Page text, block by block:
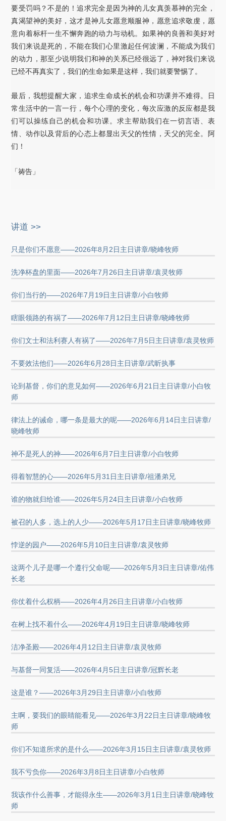
要受罚吗？不是的！追求完全是因为神的儿女真羡慕神的完全，
真渴望神的美好，这才是神儿女愿意顺服神，愿意追求敬虔，愿
意向着标杆一生不懈奔跑的动力与动机。如果神的良善和美好对
我们来说是死的，不能在我们心里激起任何波澜，不能成为我们
的动力，那至少说明我们和神的关系已经很远了，神对我们来说
已经不再真实了，我们的生命如果是这样，我们就要警惕了。
最后，我想提醒大家，追求生命成长的机会和功课并不难得。日
常生活中的一言一行，每个心理的变化，每次应激的反应都是我
们可以操练自己的机会和功课。求主帮助我们在一切言语、表
情、动作以及背后的心态上都显出天父的性情，天父的完全。阿
们！
「祷告」
讲道 >>
只是你们不愿意——2026年8月2日主日讲章/晓峰牧师
洗净杯盘的里面——2026年7月26日主日讲章/袁灵牧师
你们当行的——2026年7月19日主日讲章/小白牧师
瞎眼领路的有祸了——2026年7月12日主日讲章/晓峰牧师
你们文士和法利赛人有祸了——2026年7月5日主日讲章/袁灵牧师
不要效法他们——2026年6月28日主日讲章/武昕执事
论到基督，你们的意见如何——2026年6月21日主日讲章/小白牧
师
律法上的诫命，哪一条是最大的呢——2026年6月14日主日讲章/
晓峰牧师
神不是死人的神——2026年6月7日主日讲章/小白牧师
得着智慧的心——2026年5月31日主日讲章/祖潘弟兄
谁的物就归给谁——2026年5月24日主日讲章/小白牧师
被召的人多，选上的人少——2026年5月17日主日讲章/晓峰牧师
悖逆的园户——2026年5月10日主日讲章/袁灵牧师
这两个儿子是哪一个遵行父命呢——2026年5月3日主日讲章/佑伟
长老
你仗着什么权柄——2026年4月26日主日讲章/小白牧师
在树上找不着什么——2026年4月19日主日讲章/晓峰牧师
洁净圣殿——2026年4月12日主日讲章/袁灵牧师
与基督一同复活——2026年4月5日主日讲章/冠辉长老
这是谁？——2026年3月29日主日讲章/小白牧师
主啊，要我们的眼睛能看见——2026年3月22日主日讲章/晓峰牧
师
你们不知道所求的是什么——2026年3月15日主日讲章/袁灵牧师
我不亏负你——2026年3月8日主日讲章/小白牧师
我该作什么善事，才能得永生——2026年3月1日主日讲章/晓峰牧
师